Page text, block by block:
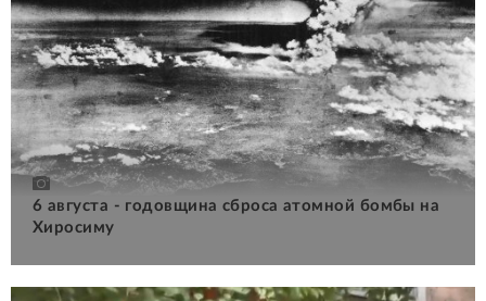
6 августа - годовщина сброса атомной бомбы на
Хиросиму